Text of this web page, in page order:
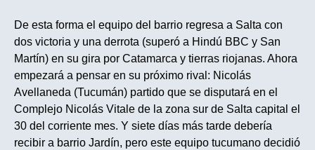
De esta forma el equipo del barrio regresa a Salta con
dos victoria y una derrota (superó a Hindú BBC y San
Martín) en su gira por Catamarca y tierras riojanas. Ahora
empezará a pensar en su próximo rival: Nicolás
Avellaneda (Tucumán) partido que se disputará en el
Complejo Nicolás Vitale de la zona sur de Salta capital el
30 del corriente mes. Y siete días más tarde debería
recibir a barrio Jardín, pero este equipo tucumano decidió